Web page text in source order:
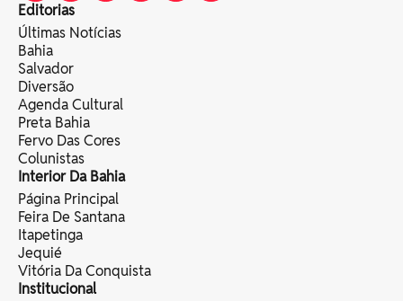
Editorias
Últimas Notícias
Bahia
Salvador
Diversão
Agenda Cultural
Preta Bahia
Fervo Das Cores
Colunistas
Interior Da Bahia
Página Principal
Feira De Santana
Itapetinga
Jequié
Vitória Da Conquista
Institucional